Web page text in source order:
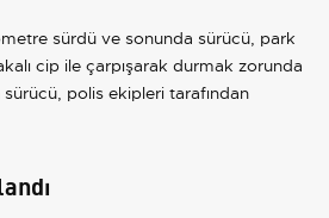
sürdü ve sonunda sürücü, park
cip ile çarpışarak durmak zorunda
sürücü, polis ekipleri tarafından